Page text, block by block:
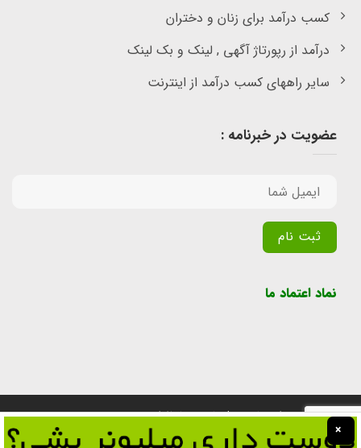
کسب درآمد برای زنان و دختران
درآمد از رپورتاژ آگهی , لینک و بک لینک
سایر راههای کسب درآمد از اینترنت
عضویت در خبرنامه :
نماد اعتماد ما
تمامی حقوق برای سایت پول یابی محفوظ است.
×